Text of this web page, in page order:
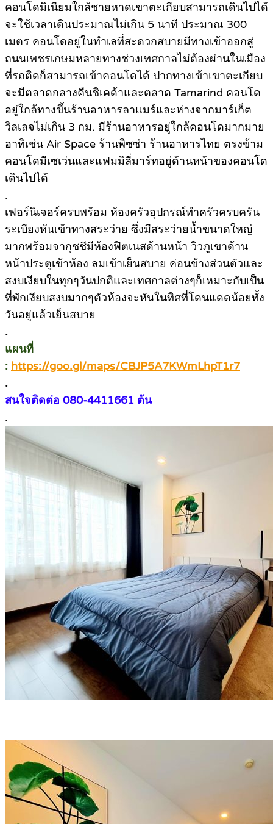
คอนโดมิเนียมใกล้ชายหาดเขาตะเกียบสามารถเดินไปได้
จะใช้เวลาเดินประมาณไม่เกิน 5 นาที ประมาณ 300
เมตร คอนโดอยู่ในทำเลที่สะดวกสบายมีทางเข้าออกสู่
ถนนเพชรเกษมหลายทางช่วงเทศกาลไม่ต้องผ่านในเมือง
ที่รถติดก็สามารถเข้าคอนโดได้ ปากทางเข้าเขาตะเกียบ
จะมีตลาดกลางคืนชิเคด้าและตลาด Tamarind คอนโด
อยู่ใกล้ทางขึ้นร้านอาหารลาแมร์และห่างจากมาร์เก็ต
วิลเลจไม่เกิน 3 กม. มีร้านอาหารอยู่ใกล้คอนโดมากมาย
อาทิเช่น Air Space ร้านพิซซ่า ร้านอาหารไทย ตรงข้าม
คอนโดมีเซเว่นและแฟมมิลี่มาร์ทอยู่ด้านหน้าของคอนโด
เดินไปได้
.
เฟอร์นิเจอร์ครบพร้อม ห้องครัวอุปกรณ์ทำครัวครบครัน
ระเบียงหันเข้าทางสระว่าย ซึ่งมีสระว่ายน้ำขนาดใหญ่
มากพร้อมจากุชชีมีห้องฟิตเนสด้านหน้า วิวภูเขาด้าน
หน้าประตูเข้าห้อง ลมเข้าเย็นสบาย ค่อนข้างส่วนตัวและ
สงบเงียบในทุกๆวันปกติและเทศกาลต่างๆก็เหมาะกับเป็น
ที่พักเงียบสงบมากๆตัวห้องจะหันในทิศที่โดนแดดน้อยทั้ง
วันอยู่แล้วเย็นสบาย
.
แผนที่
: https://goo.gl/maps/CBJP5A7KWmLhpT1r7
.
สนใจติดต่อ 080-4411661 ต้น
.